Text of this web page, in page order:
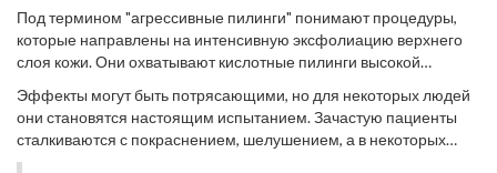
Под термином "агрессивные пилинги" понимают процедуры,
которые направлены на интенсивную эксфолиацию верхнего
слоя кожи. Они охватывают кислотные пилинги высокой
улучшить текстуру кожи, сделать её более гладкой и молодой,
но сопряжены с рисками, которые необходимо учитывать.
Используемые кислоты, такие как трихлоруксусная кислота,
Эффекты могут быть потрясающими, но для некоторых людей
они становятся настоящим испытанием. Зачастую пациенты
сталкиваются с покраснением, шелушением, а в некоторых
случаях и с ожогами. Продолжительное использование